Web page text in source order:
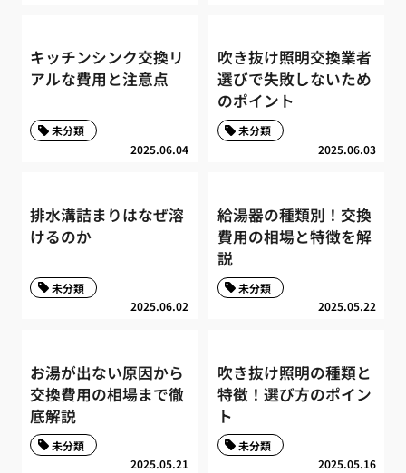
キッチンシンク交換リ
アルな費用と注意点
2025.06.04
未分類
吹き抜け照明交換業者
選びで失敗しないため
のポイント
2025.06.03
未分類
排水溝詰まりはなぜ溶
けるのか
2025.06.02
未分類
給湯器の種類別！交換
費用の相場と特徴を解
説
2025.05.22
未分類
お湯が出ない原因から
交換費用の相場まで徹
底解説
2025.05.21
未分類
吹き抜け照明の種類と
特徴！選び方のポイン
ト
2025.05.16
未分類